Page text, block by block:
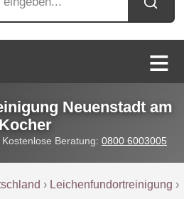
Neuenstadt am
Kocher
Beratung: 0800 6003005
› Leichenfundortreinigung ›